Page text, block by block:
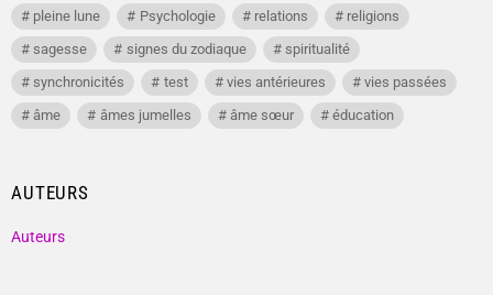
pleine lune
Psychologie relations
religions
sagesse
signes du zodiaque
spiritualité
synchronicités
test vies antérieures
vies passées
âme
âmes jumelles âme sœur éducation
AUTEURS
Auteurs